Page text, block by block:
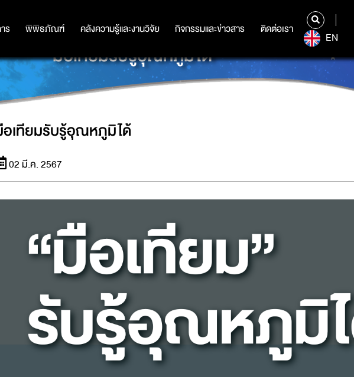
ร พิพิธภัณฑ์ คลังความรู้และงานวิจัย กิจกรรมและข่าวสาร ติดต่อเรา
ร พิพิธภัณฑ์ คลังความรู้และงานวิจัย กิจกรรมและข่าวสาร ติดต่อเรา
EN
มือเทียมรับรู้อุณหภูมิได้
เทียมรับรู้อุณหภูมิได้
02 มี.ค. 2567